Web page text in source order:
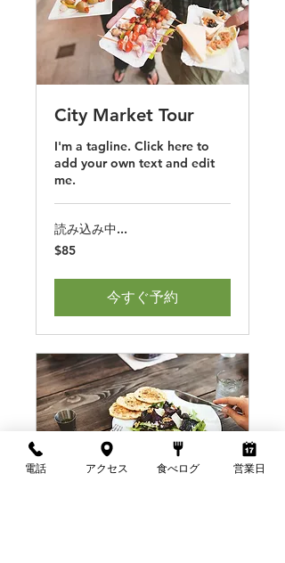
City Market Tour
I'm a tagline. Click here to
add your own text and edit
me.
読み込み中...
85
米
ル
$85
今すぐ予約
電話 アクセス 食べログ 営業日